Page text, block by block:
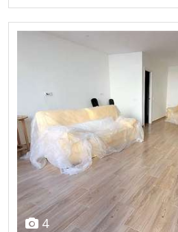
4